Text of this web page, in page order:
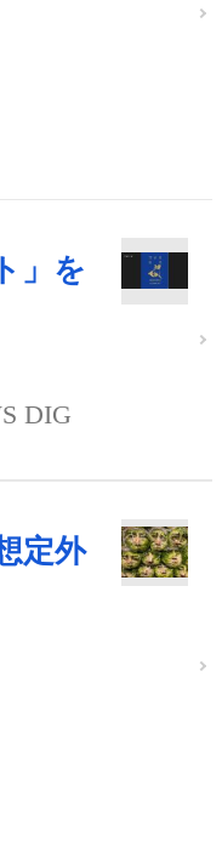
」を
DIG
定外